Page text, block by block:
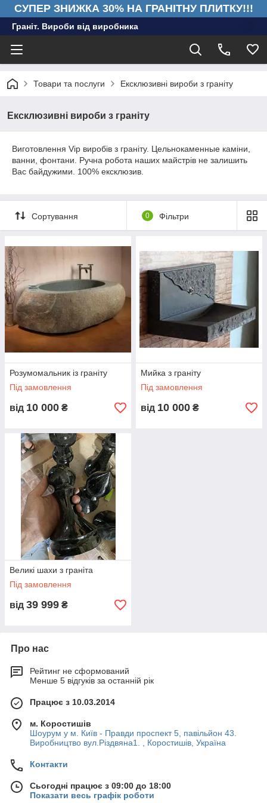
СУПЕР ЗНИЖКА 30% НА ГРАНІТНУ ПЛИТКУ!!!
Граніт. Вироби від виробника
Товари та послуги Ексклюзивні вироби з граніту
Ексклюзивні вироби з граніту
Виготовлення Vip виробів з граніту. Цельнокаменные каміни,
ванни, фонтани. Ручна робота наших майстрів не залишить
Вас байдужими. 100% ексклюзив.
Сортування 0 Фільтри
Розумомальник із граніту
Під замовлення
від 10 000 ₴
Мийка з граніту
Під замовлення
від 10 000 ₴
Великі шахи з граніта
Під замовлення
від 39 999 ₴
Про нас
Рейтинг не сформований
Менше 5 відгуків за останній рік
Працює з 10.03.2014
м. Коростишів
Шоурум у м. Київ - Правди проспект 5, павільйон 43.
Виробництво вул.Різдвяна1. , Коростишів, Україна
Контакти
Сьогодні працює з 09:00 до 18:00
Показати весь графік роботи